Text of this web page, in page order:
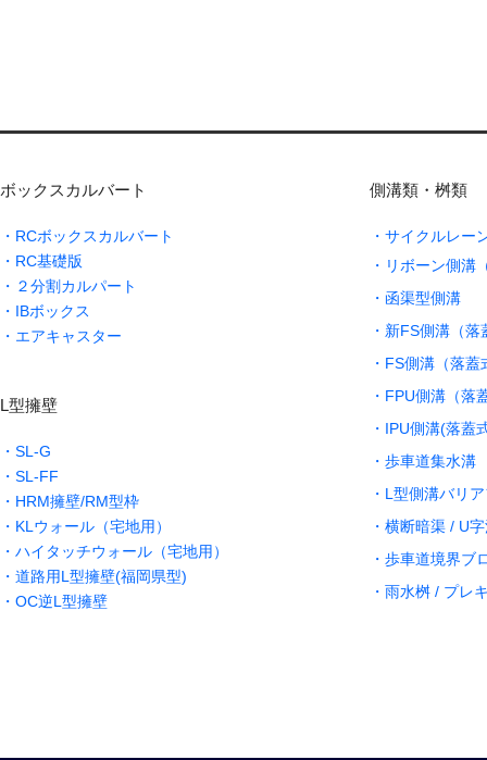
ボックスカルバート
・RCボックスカルバート
・RC基礎版
・２分割カルパート
・IBボックス
・エアキャスター
L型擁壁
・SL-G
・SL-FF
・HRM擁壁/RM型枠
・KLウォール（宅地用）
・ハイタッチウォール（宅地用）
・道路用L型擁壁(福岡県型)
・OC逆L型擁壁
側溝類・桝類
・サイクルレー
・リボーン側溝
・函渠型側溝
・新FS側溝（落
・FS側溝（落蓋
・FPU側溝（落
・IPU側溝(落蓋
・歩車道集水溝
・L型側溝バリ
・横断暗渠 / U
・歩車道境界ブ
・雨水桝 / プレ